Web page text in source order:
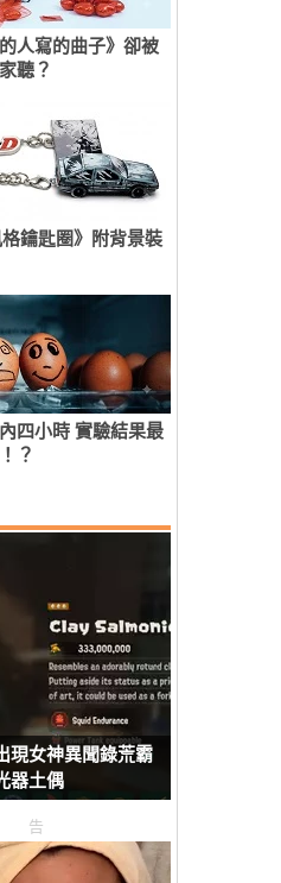
人寫的曲子》卻被
聽？
鑰匙圈》附背景裝
四小時 實驗結果最
？
現女神異聞錄荒霸
器土偶
告